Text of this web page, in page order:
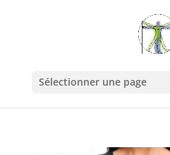
Sélectionner une page